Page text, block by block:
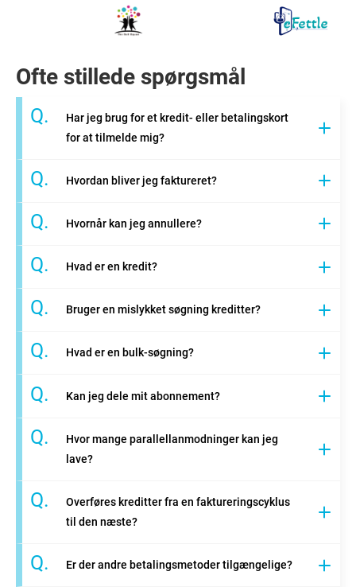
Ofte stillede spørgsmål
Q.
Har jeg brug for et kredit- eller betalingskort
for at tilmelde mig?
Q. Hvordan bliver jeg faktureret?
Q. Hvornår kan jeg annullere?
Q. Hvad er en kredit?
Q. Bruger en mislykket søgning kreditter?
Q. Hvad er en bulk-søgning?
Q. Kan jeg dele mit abonnement?
Q.
Hvor mange parallellanmodninger kan jeg
lave?
Q.
Overføres kreditter fra en faktureringscyklus
til den næste?
Q. Er der andre betalingsmetoder tilgængelige?